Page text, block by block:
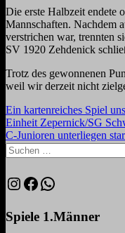
Die erste Halbzeit endete
Mannschaften. Nachdem
verstrichen war, trennten
SV 1920 Zehdenick
Trotz des gewonnenen
weil wir derzeit nicht
Vorheriger
Beitrag:
Ein kartenreiches Spiel
Einheit Zepernick/SG
Nächster
Beitrag:
C-Junioren unterliegen
Suchen
nach:
Instagram
Facebook
WhatsApp
Spiele 1.Männer